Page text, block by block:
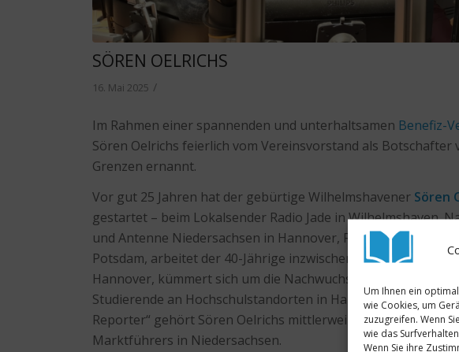
Um Ihnen ein
wie Cookies, um
zuzugreifen. Wenn
wie das
Wenn Sie ihre
SÖREN OELRICHS
16. Mai 2025 /
Im Rahmen einer spannenden und unterhaltsamen Benefiz-
Sören Oelrichs feierlich vom Vereinsvorstand als
Grenzen ernannt.
Vor gut 25 Jahren hat der gebürtige Wilhelmshavener Sören
gestartet – beim Lokalsender Radio Jade in Wilhelmshaven.
und Antenne Niedersachsen in Hannover, Radio SAW in
Potsdam, arbeitet der 40-Jährige inzwischen seit mehr als 15
Hannover, kümmert sich um die Nachwuchsgewinnung des
Studierende an Hochschulstandorten in Hannover, Bielefeld
Reporter“ gehört Sören Oelrichs mittlerweile zum festen
Marktführers in Niedersachsen.